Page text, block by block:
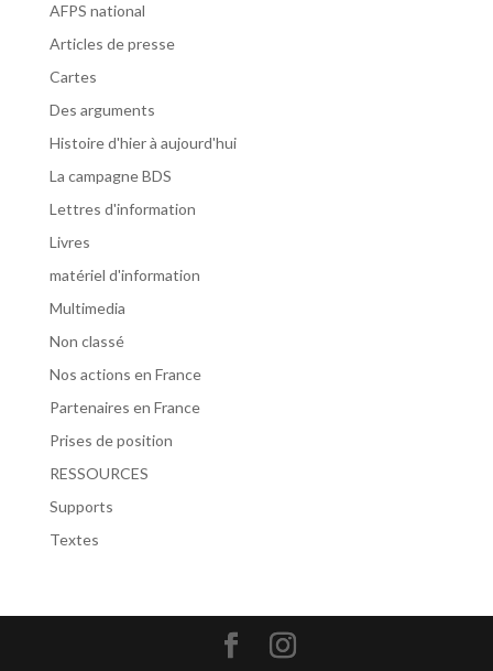
AFPS national
Articles de presse
Cartes
Des arguments
Histoire d'hier à aujourd'hui
La campagne BDS
Lettres d'information
Livres
matériel d'information
Multimedia
Non classé
Nos actions en France
Partenaires en France
Prises de position
RESSOURCES
Supports
Textes